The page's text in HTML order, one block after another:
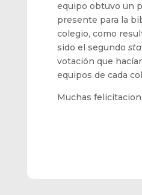
equipo obtuvo un
presente para la
colegio, como
sido el segundo
votación que
equipos de cada
Muchas